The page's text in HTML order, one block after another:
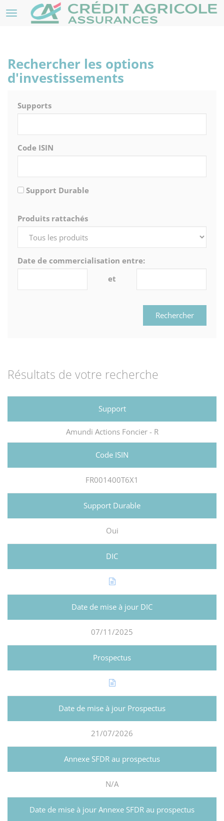
Rechercher les options
d'investissements
Supports
Code ISIN
Support Durable
Produits rattachés
Date de commercialisation entre:
et
Rechercher
Résultats de votre recherche
Amundi Actions Foncier - R
FR001400T6X1
Oui
07/11/2025
21/07/2026
N/A